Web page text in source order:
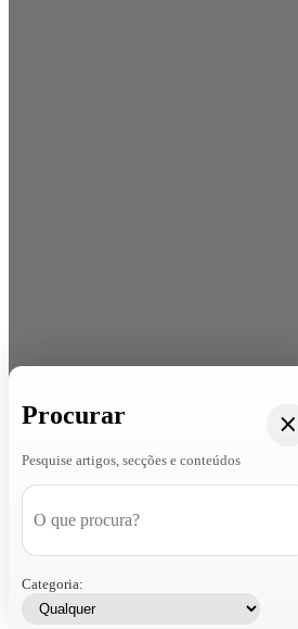
Procurar
Pesquise artigos, secções e conteúdos
Categoria: